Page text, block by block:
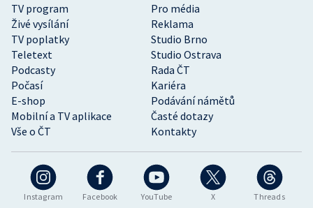
Instagram Facebook YouTube X Threads
TV program
Pro média
Živé vysílání
Reklama
TV poplatky
Studio Brno
Teletext
Studio Ostrava
Podcasty
Rada ČT
Počasí
Kariéra
E-shop
Podávání námětů
Mobilní a TV aplikace
Časté dotazy
Vše o ČT
Kontakty